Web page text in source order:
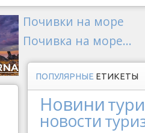
Почивки на море
Почивка на море...
ПОПУЛЯРНЫЕ ЕТИКЕТЫ
Новини
новости